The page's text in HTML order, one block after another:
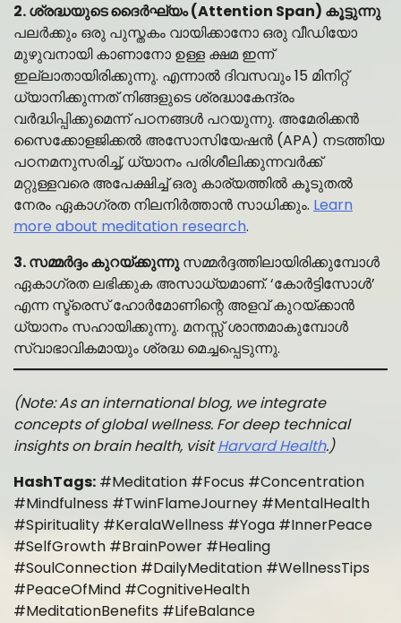
2. ശ്രദ്ധയുടെ ദൈർഘ്യം (Attention Span) കൂട്ടുന്നു
പലർക്കും ഒരു പുസ്തകം വായിക്കാനോ ഒരു വീഡിയോ
മുഴുവനായി കാണാനോ ഉള്ള ക്ഷമ ഇന്ന്
ഇല്ലാതായിരിക്കുന്നു. എന്നാൽ ദിവസവും 15 മിനിറ്റ്
ധ്യാനിക്കുന്നത് നിങ്ങളുടെ ശ്രദ്ധാകേന്ദ്രം
വർദ്ധിപ്പിക്കുമെന്ന് പഠനങ്ങൾ പറയുന്നു. അമേരിക്കൻ
സൈക്കോളജിക്കൽ അസോസിയേഷൻ (APA) നടത്തിയ
പഠനമനുസരിച്ച്, ധ്യാനം പരിശീലിക്കുന്നവർക്ക്
മറ്റുള്ളവരെ അപേക്ഷിച്ച് ഒരു കാര്യത്തിൽ കൂടുതൽ
നേരം ഏകാഗ്രത നിലനിർത്താൻ സാധിക്കും. Learn
more about meditation research.
3. സമ്മർദ്ദം കുറയ്ക്കുന്നുസമ്മർദ്ദത്തിലായിരിക്കുമ്പോൾ
ഏകാഗ്രത ലഭിക്കുക അസാധ്യമാണ്. ‘കോർട്ടിസോൾ’
എന്ന സ്ട്രെസ് ഹോർമോണിന്റെ അളവ് കുറയ്ക്കാൻ
ധ്യാനം സഹായിക്കുന്നു. മനസ്സ് ശാന്തമാകുമ്പോൾ
സ്വാഭാവികമായും ശ്രദ്ധ മെച്ചപ്പെടുന്നു.
(Note: As an international blog, we integrate
concepts of global wellness. For deep technical
insights on brain health, visitHarvard Health.)
HashTags: #Meditation #Focus #Concentration
#Mindfulness #TwinFlameJourney #MentalHealth
#Spirituality #KeralaWellness #Yoga #InnerPeace
#SelfGrowth #BrainPower #Healing
#SoulConnection #DailyMeditation #WellnessTips
#PeaceOfMind #CognitiveHealth
#MeditationBenefits #LifeBalance